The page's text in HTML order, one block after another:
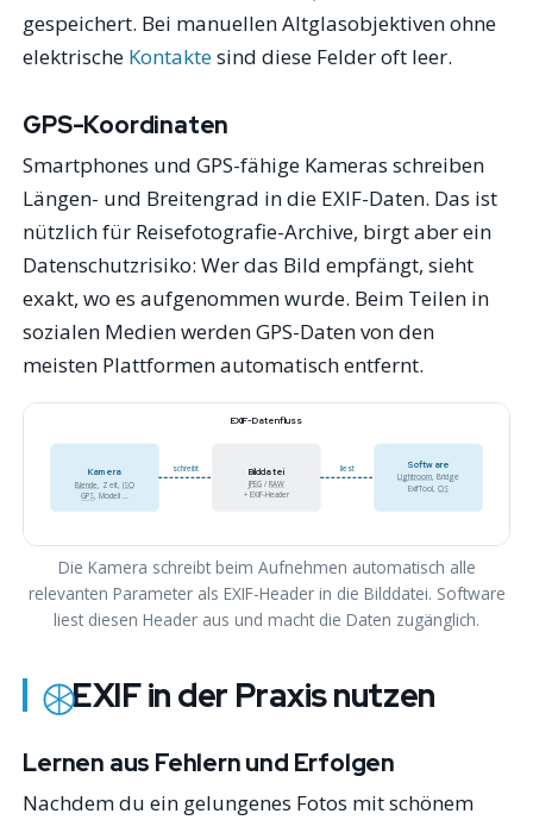
gespeichert. Bei manuellen Altglasobjektiven ohne
elektrische Kontaktesind diese Felder oft leer.
GPS-Koordinaten
Smartphones und GPS-fähige Kameras schreiben
Längen- und Breitengrad in die EXIF-Daten. Das ist
nützlich für Reisefotografie-Archive, birgt aber ein
Datenschutzrisiko: Wer das Bild empfängt, sieht
exakt, wo es aufgenommen wurde. Beim Teilen in
sozialen Medien werden GPS-Daten von den
meisten Plattformen automatisch entfernt.
Kamera
Blende, Zeit, ISO
GPS, Modell …
schreibt
Bilddatei
JPEG/RAW
+ EXIF-Header
liest Software
Lightroom, Bridge
ExifTool, OS
EXIF-Datenfluss
Die Kamera schreibt beim Aufnehmen automatisch alle
relevanten Parameter als EXIF-Header in die Bilddatei. Software
liest diesen Header aus und macht die Daten zugänglich.
EXIF in der Praxis nutzen
Lernen aus Fehlern und Erfolgen
Nachdem du ein gelungenes Fotos mit schönem